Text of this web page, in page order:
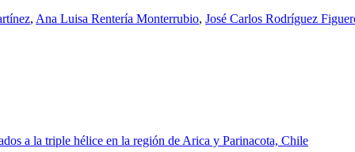
, Ana Luisa Rentería Monterrubio, José Carlos Rodríguez
a la triple hélice en la región de Arica y Parinacota, Chile